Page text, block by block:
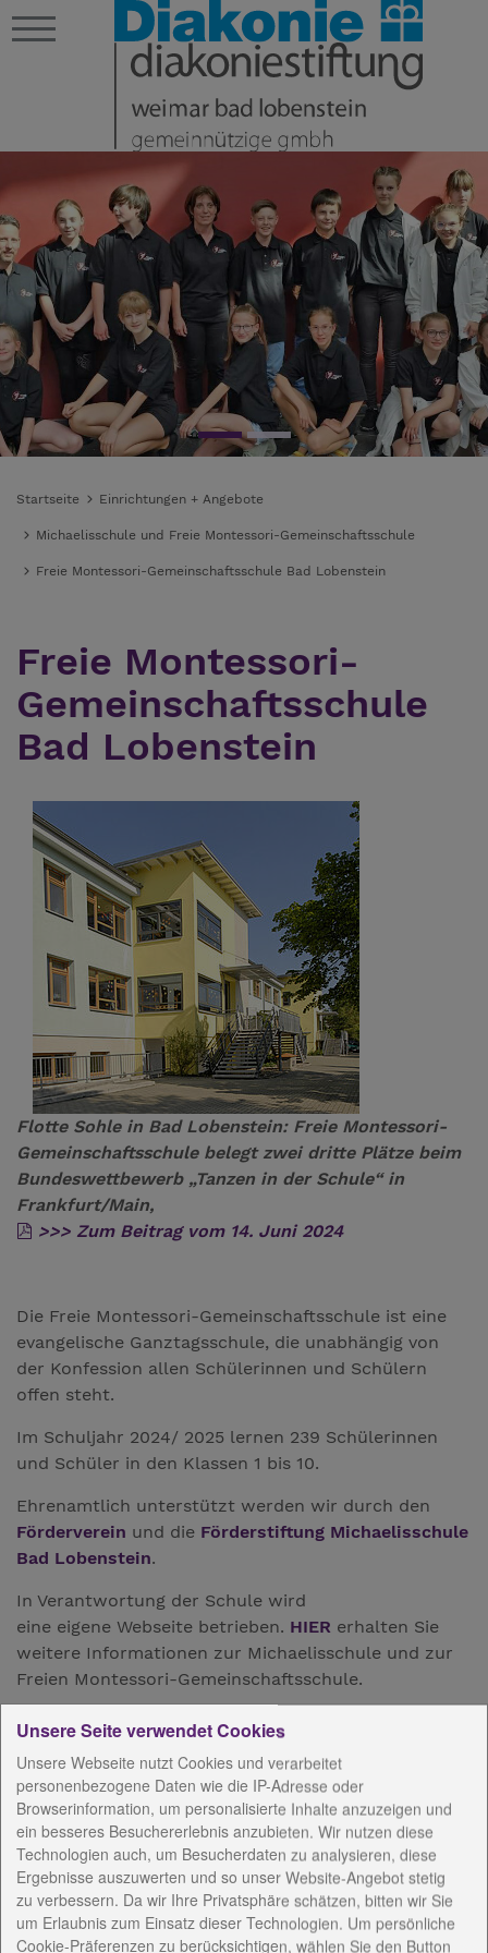
Startseite Einrichtungen + Angebote
Michaelisschule und Freie Montessori-Gemeinschaftsschule
Freie Montessori-Gemeinschaftsschule Bad Lobenstein
Freie Montessori-
Gemeinschaftsschule
Bad Lobenstein
Flotte Sohle in Bad Lobenstein: Freie Montessori-
Gemeinschaftsschule belegt zwei dritte Plätze beim
Bundeswettbewerb „Tanzen in der Schule“ in
Frankfurt/Main,
>>> Zum Beitrag vom 14. Juni 2024
Die Freie Montessori-Gemeinschaftsschule ist eine
evangelische Ganztagsschule, die unabhängig von
der Konfession allen Schülerinnen und Schülern
offen steht.
Im Schuljahr 2024/ 2025 lernen 239 Schülerinnen
und Schüler in den Klassen 1 bis 10.
Ehrenamtlich unterstützt werden wir durch den
Förderverein und die Förderstiftung Michaelisschule
Bad Lobenstein.
In Verantwortung der Schule wird
eine eigene Webseite betrieben. HIER erhalten Sie
weitere Informationen zur Michaelisschule und zur
Freien Montessori-Gemeinschaftsschule.
Kommen Sie uns besuchen und lernen Sie uns
Montag bis Donnerstag: 6:30 bis 16:30 Uhr
Freitag: 6:30 bis 15:00 Uhr und nach Vereinbarung.
Wir danken für die Förderung
“Länger fit durch Musik”.
Unsere Seite verwendet Cookies
Unsere Webseite nutzt Cookies und verarbeitet
personenbezogene Daten wie die IP-Adresse oder
Browserinformation, um personalisierte Inhalte anzuzeigen und
ein besseres Besuchererlebnis anzubieten. Wir nutzen diese
Technologien auch, um Besucherdaten zu analysieren, diese
Ergebnisse auszuwerten und so unser Website-Angebot stetig
zu verbessern. Da wir Ihre Privatsphäre schätzen, bitten wir Sie
um Erlaubnis zum Einsatz dieser Technologien. Um persönliche
Cookie-Präferenzen zu berücksichtigen, wählen Sie den Button